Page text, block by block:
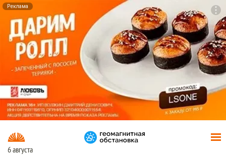
Реклама
6 августа